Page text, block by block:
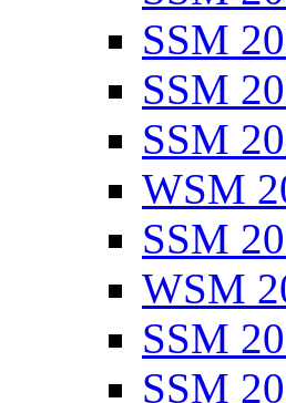
SSM
SSM
SSM
WSM
SSM
WSM
SSM
SSM